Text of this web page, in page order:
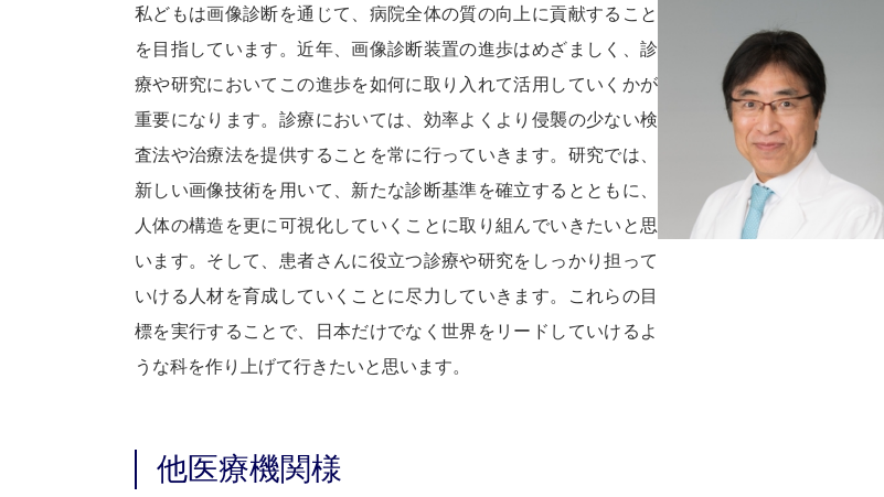
私どもは画像診断を通じて、病院全体の質の向上に貢献すること
を目指しています。近年、画像診断装置の進歩はめざましく、診
療や研究においてこの進歩を如何に取り入れて活用していくかが
重要になります。診療においては、効率よくより侵襲の少ない検
査法や治療法を提供することを常に行っていきます。研究では、
新しい画像技術を用いて、新たな診断基準を確立するとともに、
人体の構造を更に可視化していくことに取り組んでいきたいと思
います。そして、患者さんに役立つ診療や研究をしっかり担って
いける人材を育成していくことに尽力していきます。これらの目
標を実行することで、日本だけでなく世界をリードしていけるよ
うな科を作り上げて行きたいと思います。
他医療機関様